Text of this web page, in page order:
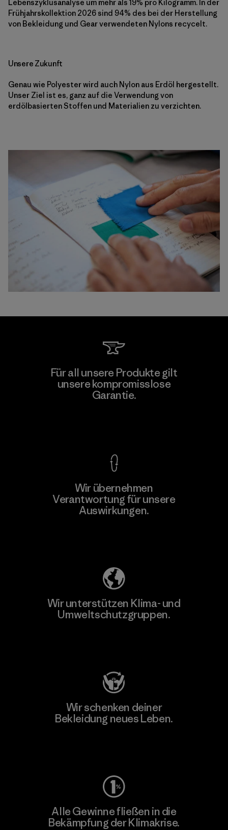
Lebenszyklusanalyse um mehr als 19% pro Kilogramm. In der
Frühjahrskollektion 2026 sind 94% des bei der Herstellung
von Bekleidung und Gear verwendeten Nylons recycelt.
Unsere Zukunft
Genau wie Polyester wird auch Nylon aus Erdöl hergestellt.
Unser Ziel ist es, ganz auf die Verwendung von
erdölbasierten Stoffen und Materialien zu verzichten.
Für all unsere Produkte gilt
unsere kompromisslose
Garantie.
Wir übernehmen
Verantwortung für unsere
Auswirkungen.
Wir unterstützen Klima- und
Umweltschutzgruppen.
Wir schenken deiner
Bekleidung neues Leben.
Alle Gewinne fließen in die
Bekämpfung der Klimakrise.